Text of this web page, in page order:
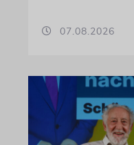
07.08.2026